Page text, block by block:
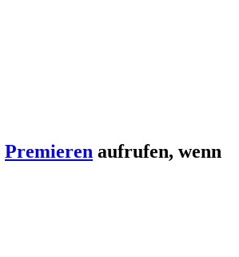
Premieren aufrufen, wenn